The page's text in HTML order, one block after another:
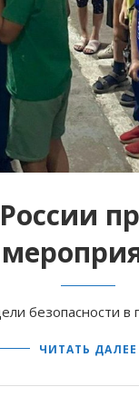
безопасности
ЧИТАТЬ ДАЛЕЕ